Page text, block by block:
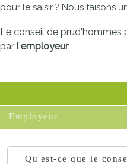
pour le saisir ? Nous faisons
Le conseil de prud'hommes
par l'employeur.
Employeur
Qu'est-ce que le